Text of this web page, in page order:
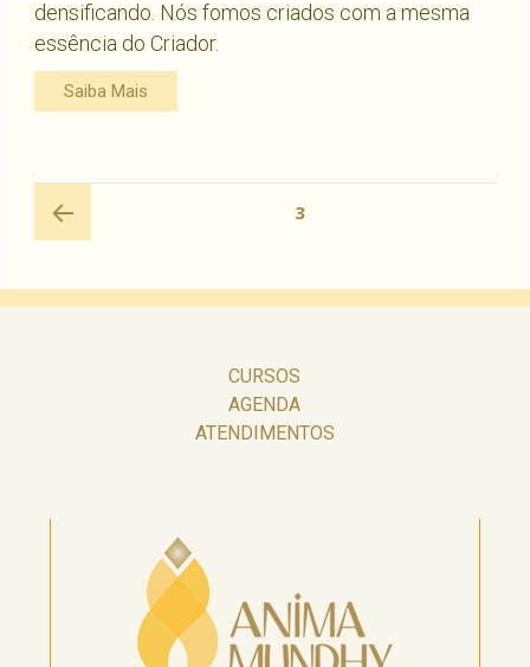
densificando. Nós fomos criados com a mesma
essência do Criador.
Saiba Mais
por
PÁGINA3
CURSOS
AGENDA
ATENDIMENTOS